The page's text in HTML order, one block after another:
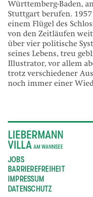
Württemberg-Baden,
Stuttgart berufen.
einem Flügel des
von den Zeitläufen
über vier politische
seines Lebens, treu
Illustrator, vor allem
trotz verschiedener
noch immer einer
JOBS
BARRIEREFREIHEIT
IMPRESSUM
DATENSCHUTZ